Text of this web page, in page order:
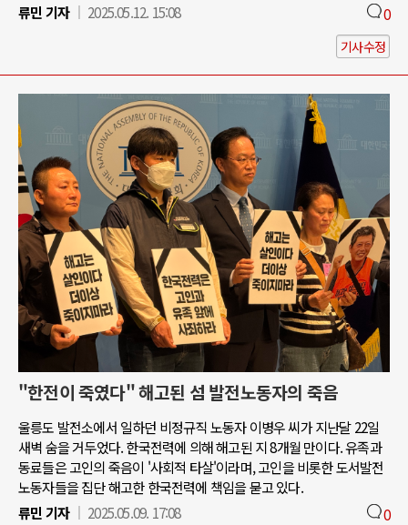
류민 기자
2025.05.12. 15:08 0
기사수정
"한전이 죽였다" 해고된 섬 발전노동자의 죽음
울릉도 발전소에서 일하던 비정규직 노동자 이병우 씨가 지난달 22일
새벽 숨을 거두었다. 한국전력에 의해 해고된 지 8개월 만이다. 유족과
동료들은 고인의 죽음이 '사회적 타살'이라며, 고인을 비롯한 도서발전
노동자들을 집단 해고한 한국전력에 책임을 묻고 있다.
류민 기자
2025.05.09. 17:08 0